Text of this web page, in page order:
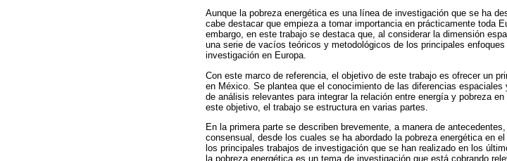
Aunque la pobreza energética es una línea de investigación que se ha
cabe destacar que empieza a tomar importancia en prácticamente toda
embargo, en este trabajo se destaca que, al considerar la dimensión
una serie de vacíos teóricos y metodológicos de los principales
investigación en Europa.
Con este marco de referencia, el objetivo de este trabajo es ofrecer un
en México. Se plantea que el conocimiento de las diferencias
de análisis relevantes para integrar la relación entre energía y pobreza
este objetivo, el trabajo se estructura en varias partes.
En la primera parte se describen brevemente, a manera de
consensual, desde los cuales se ha abordado la pobreza energética en
los principales trabajos de investigación que se han realizado en los
la pobreza energética es un tema de investigación que está cobrando